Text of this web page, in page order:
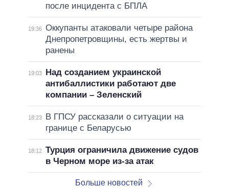
после инцидента с БПЛА
19:36 Оккупанты атаковали четыре района
Днепропетровщины, есть жертвы и
ранены
19:03
Над созданием украинской
антибаллистики работают две
компании – Зеленский
18:23
В ГПСУ рассказали о ситуации на
границе с Беларусью
18:12 Турция ограничила движение судов
в Черном море из-за атак
Больше новостей